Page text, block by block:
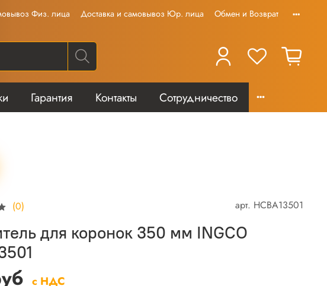
Физ. лица Доставка и самовывоз Юр. лица Обмен и Возврат
Гарантия Контакты Сотрудничество
(0) арт. HCBA13501
для коронок 350 мм INGCO
с НДС